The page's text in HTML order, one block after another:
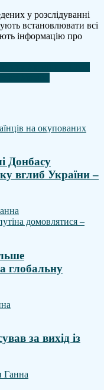
у розслідуванні
встановлювати всі
інформацію про
Донбасу
вглиб України –
глобальну
за вихід із
Ганна